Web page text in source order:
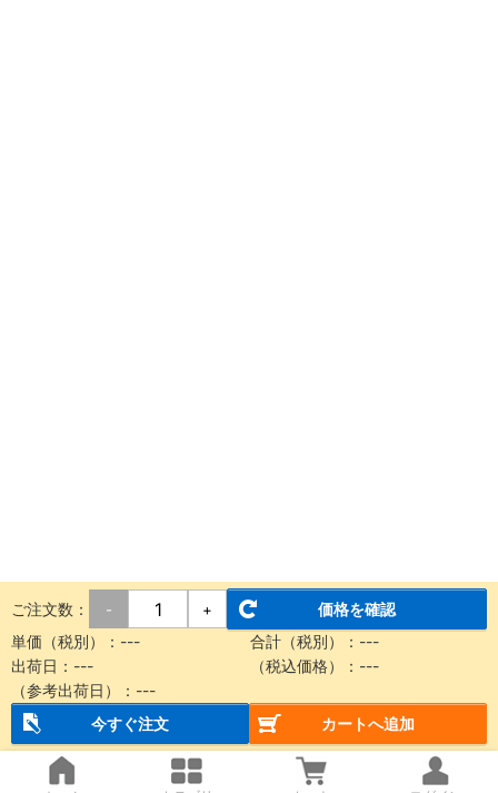
ご注文数： - +
価格を確認
単価（税別）： --- 合計（税別）： ---
出荷日： --- （税込価格）： ---
（参考出荷日）： ---
今すぐ注文
カートへ追加